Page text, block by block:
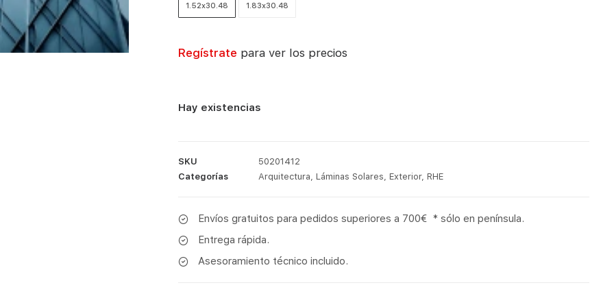
1.52x30.48 1.83x30.48
Regístrate para ver los precios
Hay existencias
SKU
50201412
Categorías
Arquitectura, Láminas Solares, Exterior, RHE
Envíos gratuitos para pedidos superiores a 700€ * sólo en península.
Entrega rápida.
Asesoramiento técnico incluido.